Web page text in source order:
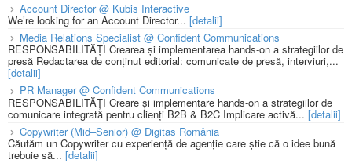
Account Director @ Kubis Interactive
We’re looking for an Account Director... [detalii]
Media Relations Specialist @ Confident Communications
RESPONSABILITĂȚI Crearea și implementarea hands-on a strategiilor de
presă Redactarea de conținut editorial: comunicate de presă, interviuri,...
[detalii]
PR Manager @ Confident Communications
RESPONSABILITĂȚI Creare și implementare hands-on a strategiilor de
comunicare integrată pentru clienți B2B & B2C Implicare activă... [detalii]
Copywriter (Mid–Senior) @ Digitas România
Căutăm un Copywriter cu experiență de agenție care știe că o idee bună
trebuie să... [detalii]